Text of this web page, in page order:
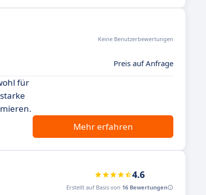
Keine Benutzerbewertungen
Preis auf Anfrage
für
Mehr erfahren
4.6
Erstellt auf Basis von 16 Bewertungen